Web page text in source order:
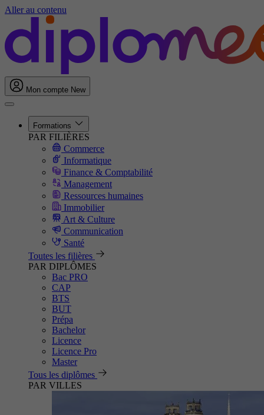
Aller au contenu
Mon compte New
Formations
PAR FILIÈRES
Commerce
Informatique
Finance & Comptabilité
Management
Ressources humaines
Immobilier
Art & Culture
Communication
Santé
Toutes les filières
PAR DIPLÔMES
Bac PRO
CAP
BTS
BUT
Prépa
Bachelor
Licence
Licence Pro
Master
Tous les diplômes
PAR VILLES